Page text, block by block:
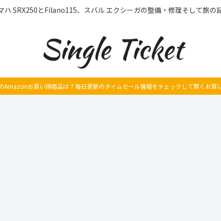
ハ SRX250とFilano115、スバル エクシーガの整備・修理そして旅の
Amazonお買い得商品は？毎日更新のタイムセール情報をチェックして賢くお買